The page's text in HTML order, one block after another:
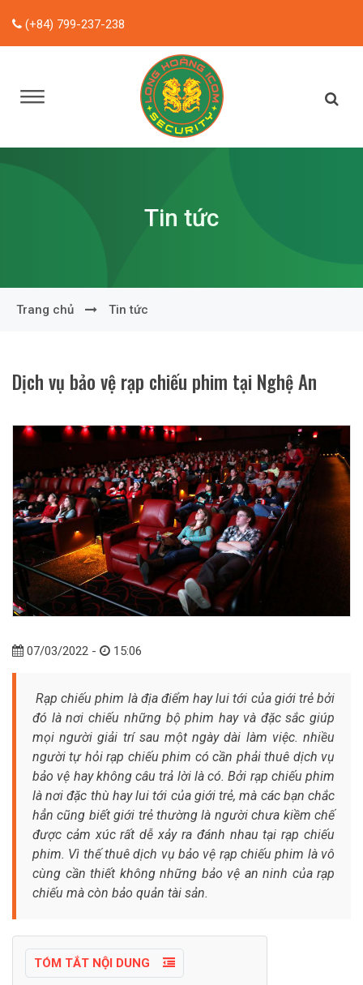
(+84) 799-237-238
Tin tức
Trang chủ Tin tức
Dịch vụ bảo vệ rạp chiếu phim tại Nghệ An
07/03/2022 - 15:06
Rạp chiếu phim là địa điểm hay lui tới của giới trẻ bởi
đó là nơi chiếu những bộ phim hay và đặc sắc giúp
mọi người giải trí sau một ngày dài làm việc. nhiều
người tự hỏi rạp chiếu phim có cần phải thuê dịch vụ
bảo vệ hay không câu trả lời là có. Bởi rạp chiếu phim
là nơi đặc thù hay lui tới của giới trẻ, mà các bạn chắc
hẳn cũng biết giới trẻ thường là người chưa kiềm chế
được cảm xúc rất dễ xảy ra đánh nhau tại rạp chiếu
phim. Vì thế thuê dịch vụ bảo vệ rạp chiếu phim là vô
cùng cần thiết không những bảo vệ an ninh của rạp
chiếu mà còn bảo quản tài sản.
TÓM TẮT NỘI DUNG